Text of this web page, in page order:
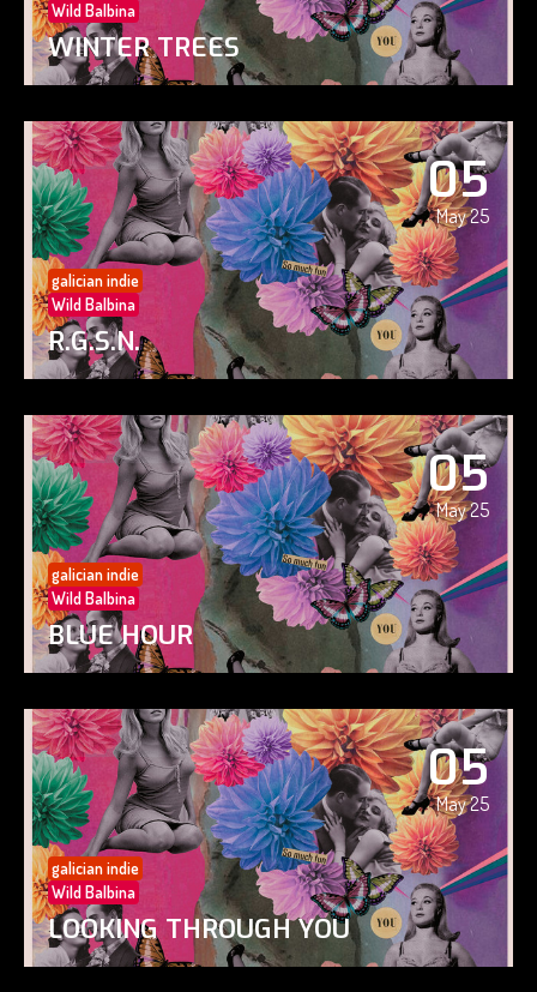
Wild Balbina
WINTER TREES
05
May 25
galician indie
Wild Balbina
R.G.S.N.
05
May 25
galician indie
Wild Balbina
BLUE HOUR
05
May 25
galician indie
Wild Balbina
LOOKING THROUGH YOU